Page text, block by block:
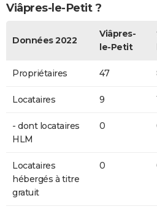
Viâpres-le-Petit ?
Données 2022
Viâpres-
le-Petit
Propriétaires 47
Locataires 9
- dont locataires
HLM
0
Locataires
hébergés à titre
gratuit
0